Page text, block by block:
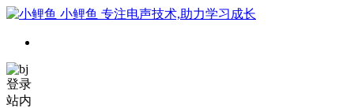
小鲤鱼 专注电声技术,助力学习成长
登录
站内